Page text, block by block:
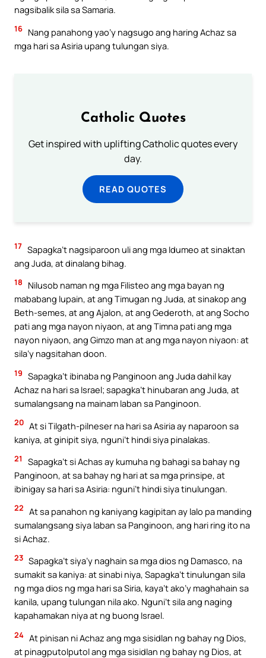
nagsibalik sila sa Samaria.
16 Nang panahong yao’y nagsugo ang haring Achaz sa
mga hari sa Asiria upang tulungan siya.
Catholic Quotes
Get inspired with uplifting Catholic quotes every
day.
READ QUOTES
17 Sapagka’t nagsiparoon uli ang mga Idumeo at sinaktan
ang Juda, at dinalang bihag.
18
Nilusob naman ng mga Filisteo ang mga bayan ng
mababang lupain, at ang Timugan ng Juda, at sinakop ang
Beth-semes, at ang Ajalon, at ang Gederoth, at ang Socho
pati ang mga nayon niyaon, at ang Timna pati ang mga
nayon niyaon, ang Gimzo man at ang mga nayon niyaon: at
sila’y nagsitahan doon.
19 Sapagka’t ibinaba ng Panginoon ang Juda dahil kay
Achaz na hari sa Israel; sapagka’t hinubaran ang Juda, at
sumalangsang na mainam laban sa Panginoon.
20 At si Tilgath-pilneser na hari sa Asiria ay naparoon sa
kaniya, at ginipit siya, nguni’t hindi siya pinalakas.
21
Sapagka’t si Achas ay kumuha ng bahagi sa bahay ng
Panginoon, at sa bahay ng hari at sa mga prinsipe, at
ibinigay sa hari sa Asiria: nguni’t hindi siya tinulungan.
22 At sa panahon ng kaniyang kagipitan ay lalo pa manding
sumalangsang siya laban sa Panginoon, ang hari ring ito na
si Achaz.
23 Sapagka’t siya’y naghain sa mga dios ng Damasco, na
sumakit sa kaniya: at sinabi niya, Sapagka’t tinulungan sila
ng mga dios ng mga hari sa Siria, kaya’t ako’y maghahain sa
kanila, upang tulungan nila ako. Nguni’t sila ang naging
kapahamakan niya at ng buong Israel.
24 At pinisan ni Achaz ang mga sisidlan ng bahay ng Dios,
at pinagputolputol ang mga sisidlan ng bahay ng Dios, at